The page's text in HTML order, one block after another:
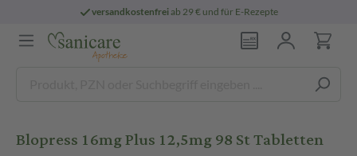
versandkostenfreiab 29 € und für E-Rezepte
Blopress 16mg Plus 12,5mg 98 St Tabletten